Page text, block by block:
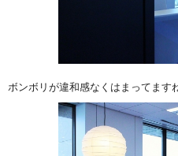
ボンボリが違和感なくはまってます